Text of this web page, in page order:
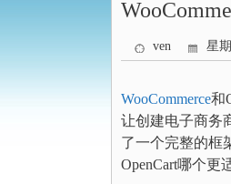
ven 星
WooCommerce和
让创建电子商务
了一个完整的框
OpenCart哪个更